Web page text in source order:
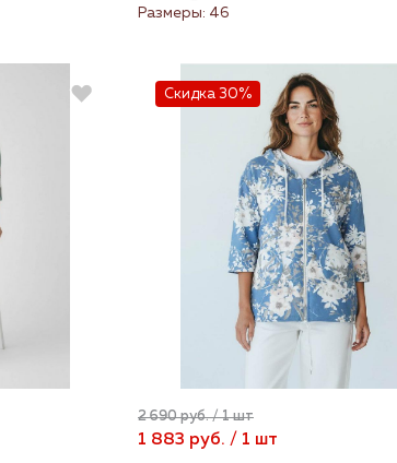
Размеры: 46
Скидка 30%
2 690 руб. / 1 шт
1 883 руб. / 1 шт